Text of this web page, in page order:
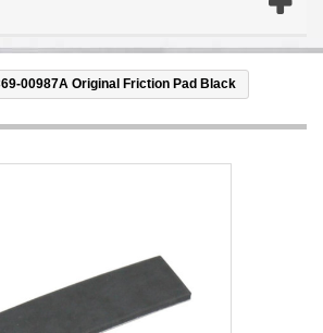
00987A Original Friction Pad Black